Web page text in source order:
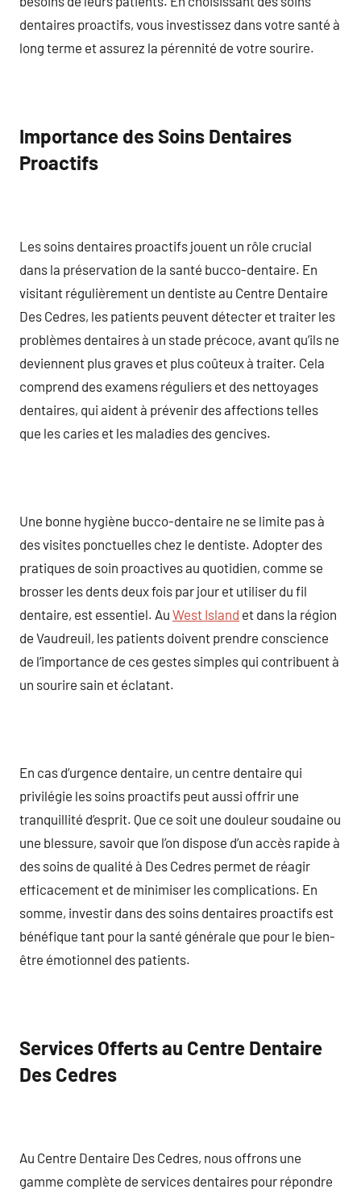
dentaires proactifs, vous investissez dans votre santé à
long terme et assurez la pérennité de votre sourire.
Importance des Soins Dentaires
Proactifs
Les soins dentaires proactifs jouent un rôle crucial
dans la préservation de la santé bucco-dentaire. En
visitant régulièrement un dentiste au Centre Dentaire
Des Cedres, les patients peuvent détecter et traiter les
problèmes dentaires à un stade précoce, avant qu’ils ne
deviennent plus graves et plus coûteux à traiter. Cela
comprend des examens réguliers et des nettoyages
dentaires, qui aident à prévenir des affections telles
que les caries et les maladies des gencives.
Une bonne hygiène bucco-dentaire ne se limite pas à
des visites ponctuelles chez le dentiste. Adopter des
pratiques de soin proactives au quotidien, comme se
brosser les dents deux fois par jour et utiliser du fil
dentaire, est essentiel. Au West Island et dans la région
de Vaudreuil, les patients doivent prendre conscience
de l’importance de ces gestes simples qui contribuent à
un sourire sain et éclatant.
En cas d’urgence dentaire, un centre dentaire qui
privilégie les soins proactifs peut aussi offrir une
tranquillité d’esprit. Que ce soit une douleur soudaine ou
une blessure, savoir que l’on dispose d’un accès rapide à
des soins de qualité à Des Cedres permet de réagir
efficacement et de minimiser les complications. En
somme, investir dans des soins dentaires proactifs est
bénéfique tant pour la santé générale que pour le bien-
être émotionnel des patients.
Services Offerts au Centre Dentaire
Des Cedres
Au Centre Dentaire Des Cedres, nous offrons une
gamme complète de services dentaires pour répondre